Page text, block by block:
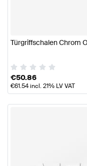
Türgriffschalen Chrom
€50.86
€61.54incl. 21% LV VAT